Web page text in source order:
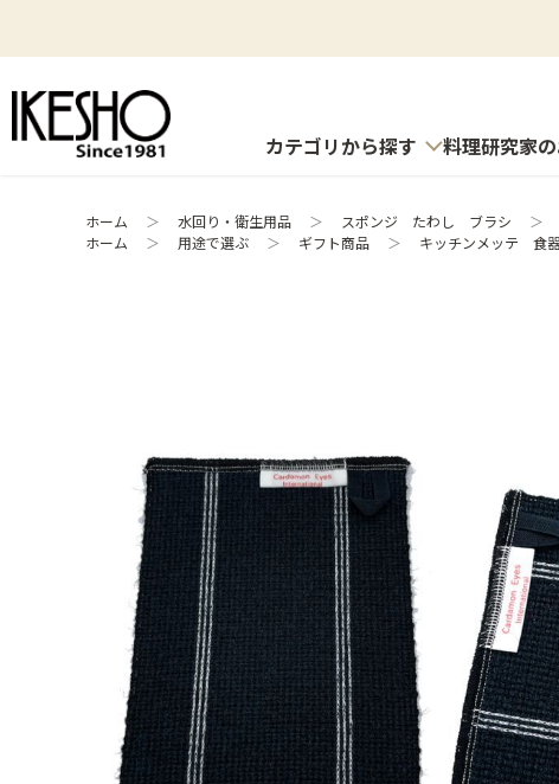
カテゴリから探す 料理研究家
ホーム ＞ 水回り・衛生用品 ＞ スポンジ たわし ブラシ ＞
ホーム
＞ 用途で選ぶ ＞ ギフト商品 ＞ キッチンメッテ 食